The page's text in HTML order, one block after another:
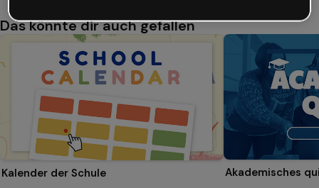
Das könnte dir auch gefallen
Kalender der Schule Akademisches